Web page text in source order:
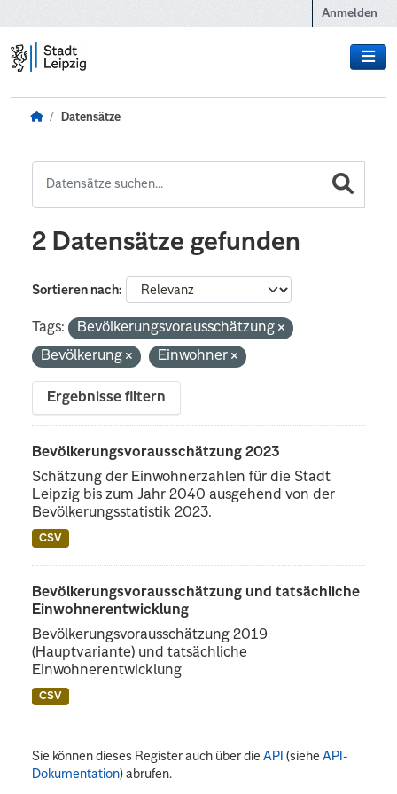
Anmelden
Datensätze
2 Datensätze gefunden
Sortieren nach
Tags:
Bevölkerungsvorausschätzung
Bevölkerung
Einwohner
Ergebnisse filtern
Bevölkerungsvorausschätzung 2023
Schätzung der Einwohnerzahlen für die Stadt
Leipzig bis zum Jahr 2040 ausgehend von der
Bevölkerungsstatistik 2023.
CSV
Bevölkerungsvorausschätzung und tatsächliche
Einwohnerentwicklung
Bevölkerungsvorausschätzung 2019
(Hauptvariante) und tatsächliche
Einwohnerentwicklung
CSV
Sie können dieses Register auch über dieAPI (sieheAPI-
Dokumentation) abrufen.